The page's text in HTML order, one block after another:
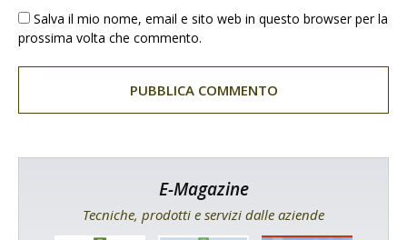
Salva il mio nome, email e sito web in questo browser per la
prossima volta che commento.
E-Magazine
Tecniche, prodotti e servizi dalle aziende